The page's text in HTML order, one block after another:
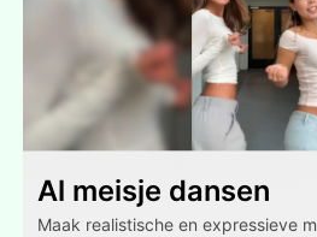
Al meisje dansen
Maak realistische en expressieve